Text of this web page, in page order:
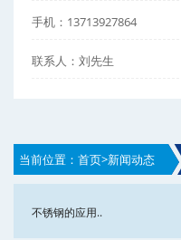
手机：13713927864
联系人：刘先生
当前位置： 首页>新闻动态
不锈钢的应用..